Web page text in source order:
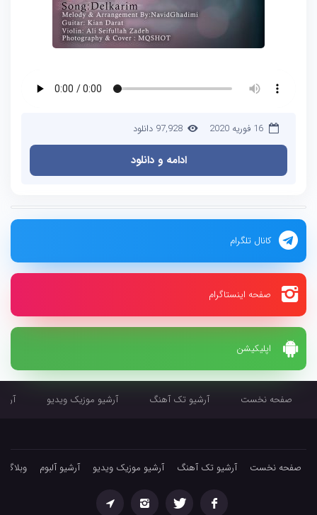
اپلیکیشن
16 فوریه 2020 97,928 دانلود
ادامه و دانلود
کانال تلگرام
صفحه اینستاگرام
صفحه نخست آرشیو تک آهنگ آرشیو موزیک ویدیو
صفحه نخست آرشیو تک آهنگ آرشیو موزیک ویدیو آرشیو آلبوم وبلاگ